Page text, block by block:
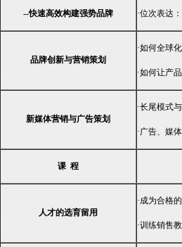
--快速高效构建强势品牌 ·位次表达
品牌创新与营销策划
·如何全球
·如何让产
新媒体营销与广告策划
·长尾模式
·广告、媒
课 程
人才的选育留用
·成为合格
·训练销售